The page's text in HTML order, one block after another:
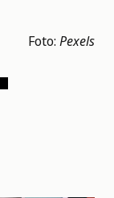
Foto: Pexels